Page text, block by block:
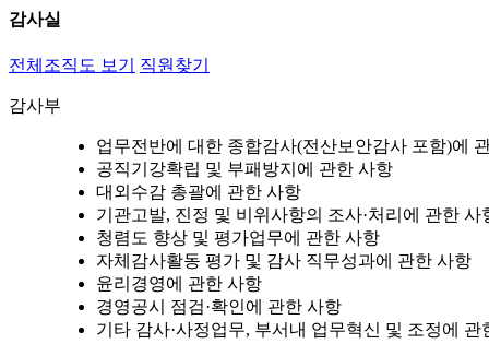
감사실
전체조직도 보기 직원찾기
감사부
업무전반에 대한 종합감사(전산보안감사 포함)에
공직기강확립 및 부패방지에 관한 사항
대외수감 총괄에 관한 사항
기관고발, 진정 및 비위사항의 조사·처리에 관한 사
청렴도 향상 및 평가업무에 관한 사항
자체감사활동 평가 및 감사 직무성과에 관한 사항
윤리경영에 관한 사항
경영공시 점검·확인에 관한 사항
기타 감사·사정업무, 부서내 업무혁신 및 조정에 관